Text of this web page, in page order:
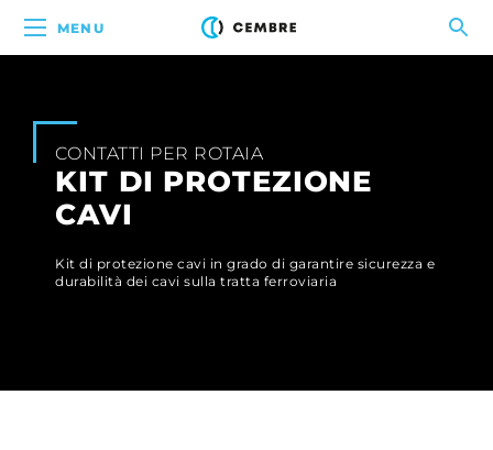
MENU
CONTATTI PER ROTAIA
KIT DI PROTEZIONE
CAVI
Kit di protezione cavi in grado di garantire sicurezza e
durabilità dei cavi sulla tratta ferroviaria